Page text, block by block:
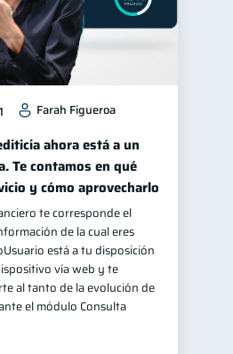
1
1
1 ahorro
Doble sueldo 1
1
1
Farah Figueroa
ahora está a un
Te contamos en qué
y cómo aprovecharlo
te corresponde el
de la cual eres
está a tu disposición
vía web y te
al tanto de la evolución de
el módulo Consulta